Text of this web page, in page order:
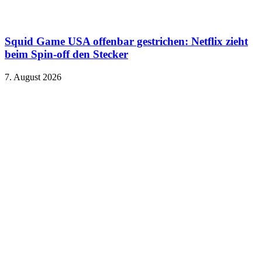
Squid Game USA offenbar gestrichen: Netflix zieht
beim Spin-off den Stecker
7. August 2026